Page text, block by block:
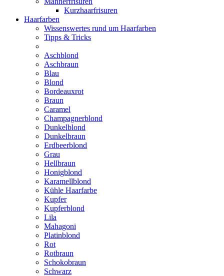
Kurzhaarfrisuren
Haarfarben
Wissenswertes rund um Haarfarben
Tipps & Tricks
Aschblond
Aschbraun
Blau
Blond
Bordeauxrot
Braun
Caramel
Champagnerblond
Dunkelblond
Dunkelbraun
Erdbeerblond
Grau
Hellbraun
Honigblond
Karamellblond
Kühle Haarfarbe
Kupfer
Kupferblond
Lila
Mahagoni
Platinblond
Rot
Rotbraun
Schokobraun
Schwarz